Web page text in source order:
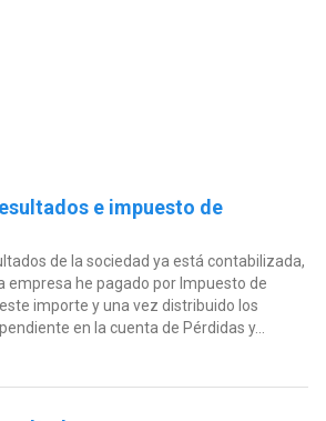
e impuesto de
de la sociedad ya está contabilizada,
empresa he pagado por Impuesto de
importe y una vez distribuido los
en la cuenta de Pérdidas y...